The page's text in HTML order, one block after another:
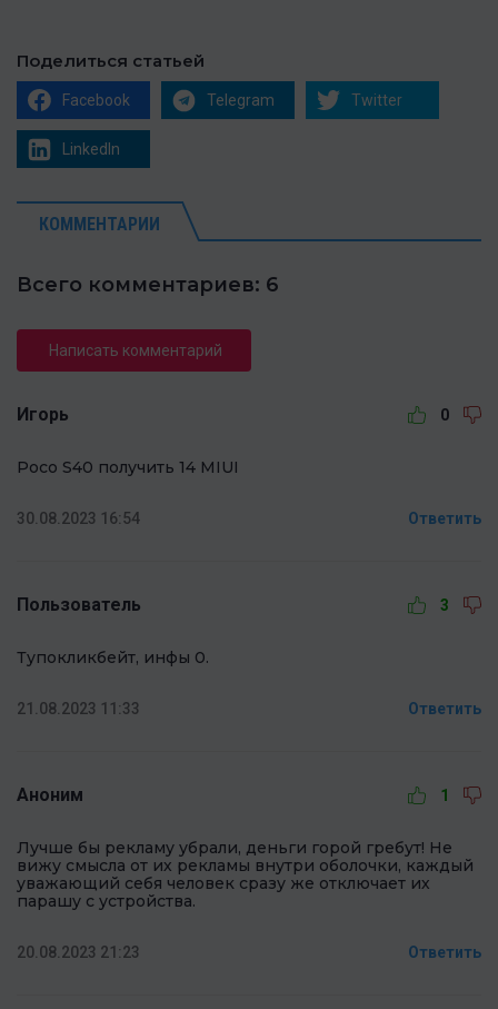
Поделиться статьей
Facebook Telegram Twitter
LinkedIn
КОММЕНТАРИИ
Всего комментариев: 6
Написать комментарий
Игорь 0
Poco S40 получить 14 MIUI
30.08.2023 16:54 Ответить
Пользователь 3
Тупокликбейт, инфы 0.
21.08.2023 11:33 Ответить
Аноним 1
Лучше бы рекламу убрали, деньги горой гребут! Не
вижу смысла от их рекламы внутри оболочки, каждый
уважающий себя человек сразу же отключает их
парашу с устройства.
20.08.2023 21:23 Ответить